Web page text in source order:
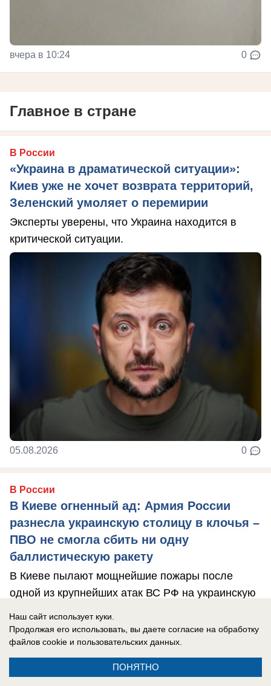
вчера в 10:24 0
Главное в стране
В России
«Украина в драматической ситуации»:
Киев уже не хочет возврата территорий,
Зеленский умоляет о перемирии
Эксперты уверены, что Украина находится в
критической ситуации.
05.08.2026 0
В России
В Киеве огненный ад: Армия России
разнесла украинскую столицу в клочья –
ПВО не смогла сбить ни одну
баллистическую ракету
В Киеве пылают мощнейшие пожары после
одной из крупнейших атак ВС РФ на украинскую
Наш сайт использует куки.
Продолжая его использовать, вы даете согласие на обработку
файлов cookie и пользовательских данных.
ПОНЯТНО